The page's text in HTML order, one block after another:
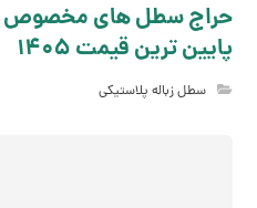
حراج سطل های مخصوص
پایین ترین قیمت 1405
سطل زباله پلاستیکی